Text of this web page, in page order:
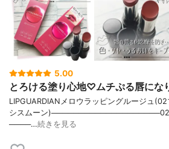
5.00
とろける塗り心地♡ムチぷる唇にな
LIPGUARDIANメロウラッピングルージュ
シスムーン)────────────────────02
────…続きを見る